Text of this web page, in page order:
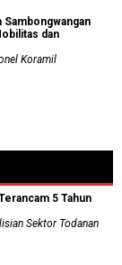
dan
Koramil
5 Tahun
Sektor Todanan